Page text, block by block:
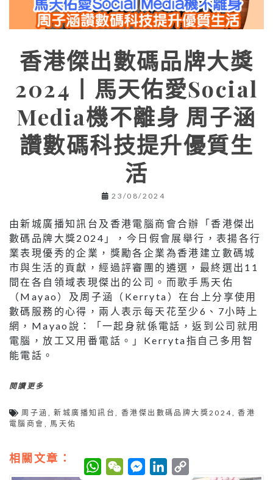
香港傑出數碼品牌大獎
2024丨馬天佑愛Social
Media機不離身 周子涵
讚數碼科技提升優質生
活
23/08/2024
由新城廣播知訊台及香港電腦商會合辦「香港傑出
數碼品牌大獎2024」，今日假會展舉行，表揚各行
業表現優秀的企業，獎勵各企業為香港建立數碼城
市與生活的貢獻，經過評審團的遴選，最終選出11
間在各自領域表現傑出的公司。而歌手馬天佑
（Mayao）及周子涵（Kerryta）在台上分享使用
數碼服務的心得，兩人表示每天花至少6、7小時上
網，Mayao說：「一起身就係電話，返到公司就用
電腦，放工又用番電話。」Kerryta指自己多用智
能電話。
閱讀更多
周子涵 ,新城廣播知訊台 ,香港傑出數碼品牌大獎2024 ,香港
電腦商會
馬天佑
相關文章：
W
h
W
e
M
e
L